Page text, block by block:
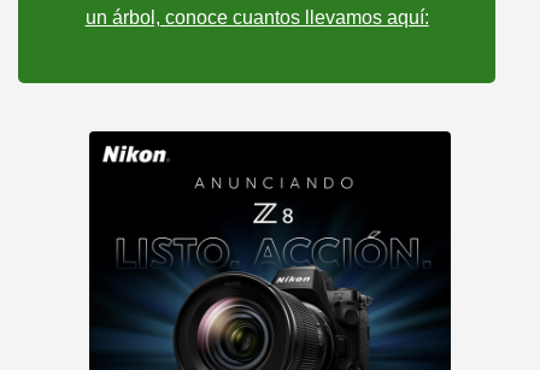
un árbol, conoce cuantos llevamos aquí: